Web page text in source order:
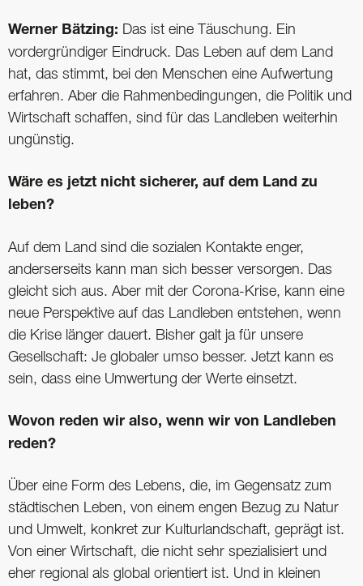
Werner Bätzing: Das ist eine Täuschung. Ein
vordergründiger Eindruck. Das Leben auf dem Land
hat, das stimmt, bei den Menschen eine Aufwertung
erfahren. Aber die Rahmenbedingungen, die Politik und
Wirtschaft schaffen, sind für das Landleben weiterhin
ungünstig.
Wäre es jetzt nicht sicherer, auf dem Land zu
leben?
Auf dem Land sind die sozialen Kontakte enger,
anderserseits kann man sich besser versorgen. Das
gleicht sich aus. Aber mit der Corona-Krise, kann eine
neue Perspektive auf das Landleben entstehen, wenn
die Krise länger dauert. Bisher galt ja für unsere
Gesellschaft: Je globaler umso besser. Jetzt kann es
sein, dass eine Umwertung der Werte einsetzt.
Wovon reden wir also, wenn wir von Land­leben
reden?
Über eine Form des Lebens, die, im Gegensatz zum
städtischen Leben, von einem engen Bezug zu Natur
und Umwelt, konkret zur Kulturlandschaft, geprägt ist.
Von einer Wirtschaft, die nicht sehr spezialisiert und
eher regional als global orientiert ist. Und in kleinen